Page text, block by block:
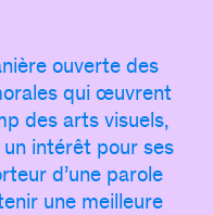
,demandez
vous pour enrichir
qui
ouverte des
qui œuvrent
des arts visuels,
intérêt pour ses
d’une parole
une meilleure